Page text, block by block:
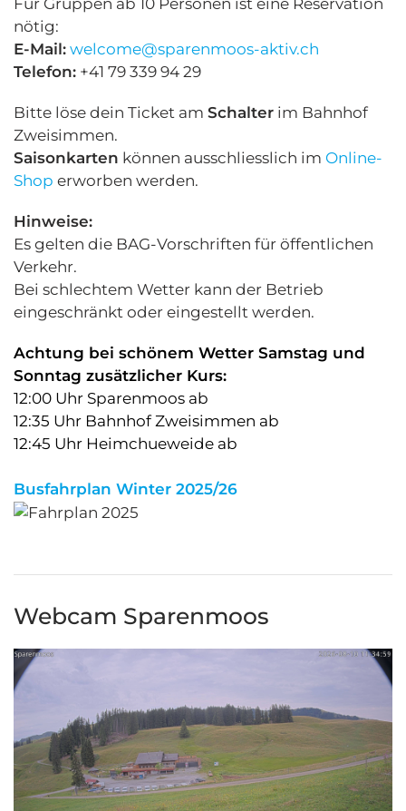
Für Gruppen ab 10 Personen ist eine Reservation
nötig:
E-Mail: welcome@sparenmoos-aktiv.ch
Telefon: +41 79 339 94 29
Bitte löse dein Ticket am Schalter im Bahnhof
Zweisimmen.
Saisonkarten können ausschliesslich im Online-
Shop erworben werden.
Hinweise:
Es gelten die BAG-Vorschriften für öffentlichen
Verkehr.
Bei schlechtem Wetter kann der Betrieb
eingeschränkt oder eingestellt werden.
Achtung bei schönem Wetter Samstag und
Sonntag zusätzlicher Kurs:
12:00 Uhr Sparenmoos ab
12:35 Uhr Bahnhof Zweisimmen ab
12:45 Uhr Heimchueweide ab
Busfahrplan Winter 2025/26
Webcam Sparenmoos